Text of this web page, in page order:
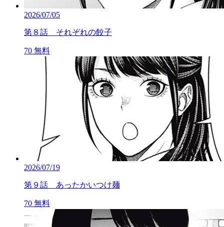
2026/07/05
第８話 それぞれの餃子
70 無料
2026/07/19
第９話 あったかいつけ麺
70 無料